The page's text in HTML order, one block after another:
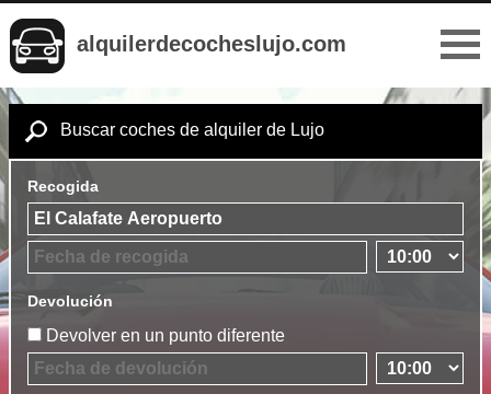
alquilerdecocheslujo.com
Buscar coches de alquiler de Lujo
Recogida
Devolución
Devolver en un punto diferente